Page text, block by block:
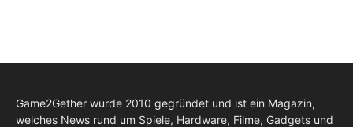
Game2Gether wurde 2010 gegründet und ist ein Magazin,
welches News rund um Spiele, Hardware, Filme, Gadgets und